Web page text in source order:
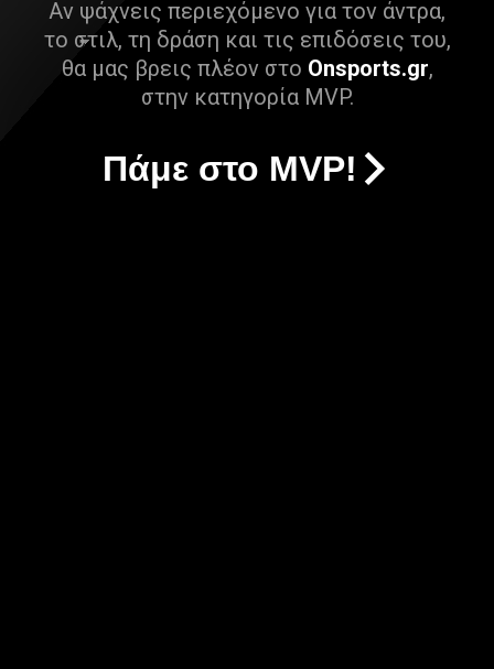
Αν ψάχνεις περιεχόμενο για τον άντρα,
το στιλ, τη δράση και τις επιδόσεις του,
θα μας βρεις πλέον στο Onsports.gr,
στην κατηγορία MVP.
Πάμε στο MVP!